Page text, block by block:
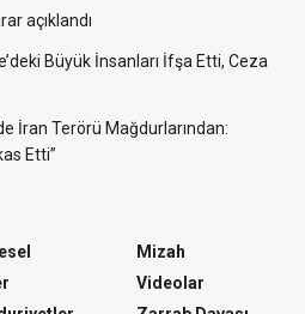
açıklandı
Büyük İnsanları İfşa Etti, Ceza
İran Terörü Mağdurlarından:
Etti”
Mizah
Videolar